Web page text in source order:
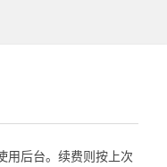
用后台。续费则按上次